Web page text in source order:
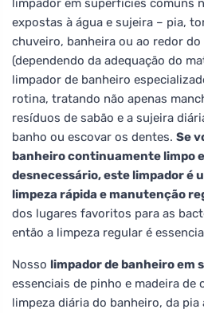
expostas à água e sujeira – pia,
chuveiro, banheira ou ao redor
(dependendo da adequação do
limpador de banheiro
rotina, tratando não apenas
resíduos de sabão e a sujeira
banho ou escovar os dentes. Se
banheiro continuamente limpo
desnecessário, este limpador é
limpeza rápida e manutenção
dos lugares favoritos para as
então a limpeza regular é
Nosso limpador de banheiro em
essenciais de pinho e madeira de
limpeza diária do banheiro, da pia